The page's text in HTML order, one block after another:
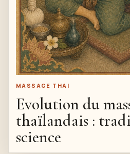
MASSAGE THAI
Evolution du
thaïlandais :
science